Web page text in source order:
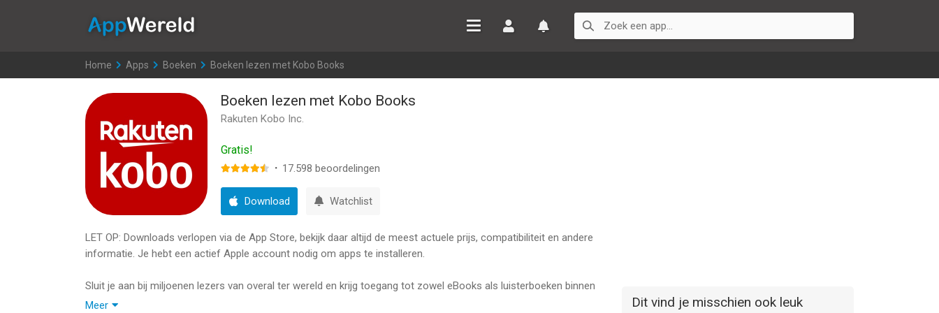
Home >
Apps >
Boeken >
Boeken lezen met Kobo Books
Boeken lezen met Kobo Books
Rakuten Kobo Inc.
Gratis!
· 17.598 beoordelingen
Download Watchlist
LET OP: Downloads verlopen via de App Store, bekijk daar altijd de meest actuele prijs, compatibiliteit en andere
informatie. Je hebt een actief Apple account nodig om apps te installeren.
Sluit je aan bij miljoenen lezers van overal ter wereld en krijg toegang tot zowel eBooks als luisterboeken binnen
één app. Ga voor lezen zonder boekenplanken en neem jouw leesavonturen overal mee naartoe. Met meer dan 6
Meer Dit vind je misschien ook leuk